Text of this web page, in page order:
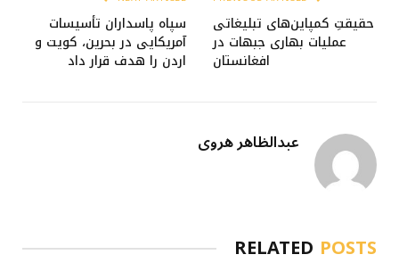
حقیقتِ کمپاین‌های تبلیغاتی
عملیات‌ بهاری جبهات در
افغانستان
سپاه پاسداران تأسیسات
آمریکایی در بحرین، کویت و
اردن را هدف قرار داد
عبدالظاهر هروی
RELATED POSTS